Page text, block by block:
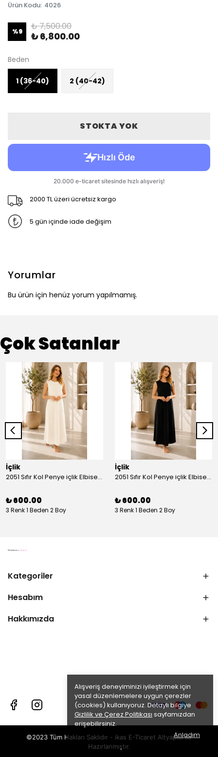
Alışveriş deneyiminizi iyileştirmek için
yasal düzenlemelere uygun çerezler
(cookies) kullanıyoruz. Detaylı bilgiye
Gizlilik ve Çerez Politikası sayfamızdan
erişebilirsiniz.
Anladım
Ürün Kodu: 4026
%9 ₺ 7,500.00
₺ 6,800.00
Beden
1 (36-40) 2 (40-42)
STOKTA YOK
2000 TL üzeri ücretsiz kargo
5 gün içinde iade değişim
Yorumlar
Bu ürün için henüz yorum yapılmamış.
Çok Satanlar
İçlik
2051 Sıfır Kol Penye içlik Elbise - Ekru
₺ 600.00
3 Renk 1 Beden 2 Boy
İçlik
2051 Sıfır Kol Penye içlik Elbise - Siyah
₺ 600.00
3 Renk 1 Beden 2 Boy
Kategoriler
Hesabım
Hakkımızda
©2023 Tüm Hakları Saklıdır - ikas E-Ticaret Altyapısı ile
Hazırlanmıştır.